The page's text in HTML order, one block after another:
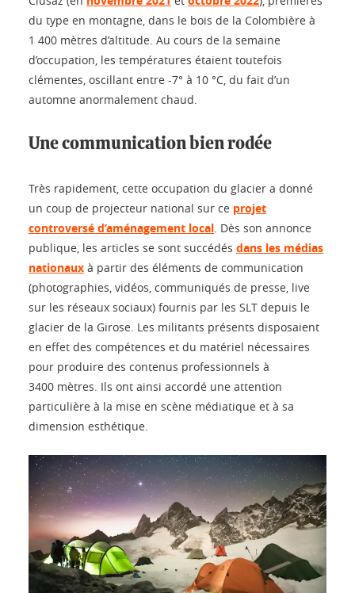
du type en montagne, dans le bois de la Colombière à
1 400 mètres d’altitude. Au cours de la semaine
d’occupation, les températures étaient toutefois
clémentes, oscillant entre -7° à 10 °C, du fait d’un
automne anormalement chaud.
Une communication bien rodée
Très rapidement, cette occupation du glacier a donné
un coup de projecteur national sur ce projet
controversé d’aménagement local . Dès son annonce
publique, les articles se sont succédés dans les médias
nationaux à partir des éléments de communication
(photographies, vidéos, communiqués de presse, live
sur les réseaux sociaux) fournis par les SLT depuis le
glacier de la Girose. Les militants présents disposaient
en effet des compétences et du matériel nécessaires
pour produire des contenus professionnels à
3400 mètres. Ils ont ainsi accordé une attention
particulière à la mise en scène médiatique et à sa
dimension esthétique.